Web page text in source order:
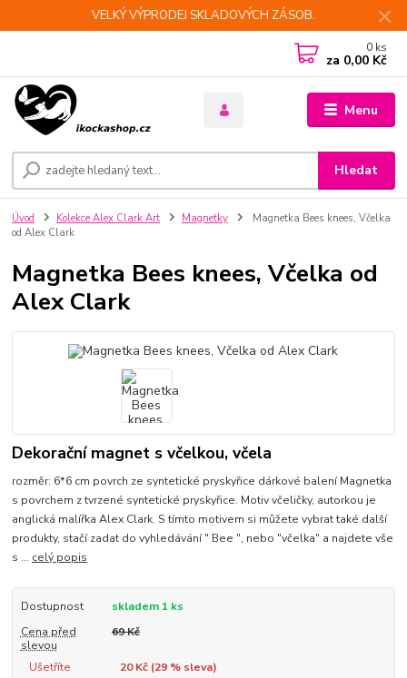
VELKÝ VÝPRODEJ SKLADOVÝCH ZÁSOB.
Menu
Hledat
0 ks
za 0,00 Kč
Úvod Kolekce Alex Clark Art Magnetky
Magnetka Bees knees, Včelka
od Alex Clark
Magnetka Bees knees, Včelka od
Alex Clark
Dekorační magnet s včelkou, včela
rozměr: 6*6 cm povrch ze syntetické pryskyřice dárkové balení Magnetka
s povrchem z tvrzené syntetické pryskyřice. Motiv včeličky, autorkou je
anglická malířka Alex Clark. S tímto motivem si můžete vybrat také další
produkty, stačí zadat do vyhledávání " Bee ", nebo "včelka" a najdete vše
s ... celý popis
Dostupnost
skladem 1 ks
Cena před
slevou
69 Kč
Ušetříte 20 Kč (29% sleva)